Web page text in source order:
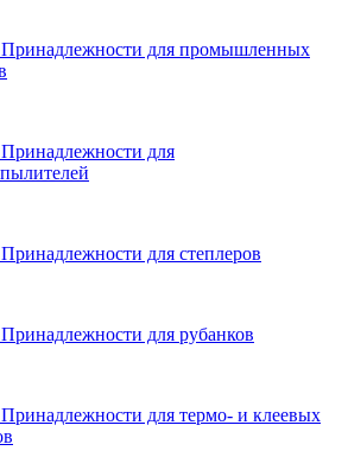
Принадлежности для промышленных
Принадлежности для
Принадлежности для степлеров
Принадлежности для рубанков
Принадлежности для термо- и клеевых